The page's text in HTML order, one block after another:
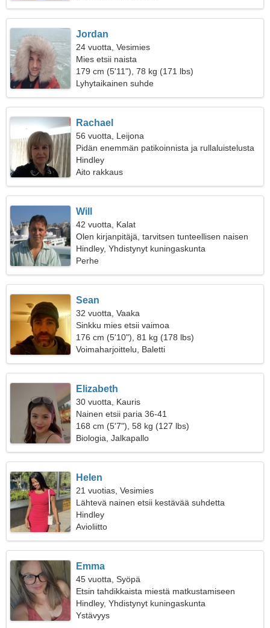
Jordan
24 vuotta, Vesimies
Mies etsii naista
179 cm (5'11"), 78 kg (171 lbs)
Lyhytaikainen suhde
Rachael
56 vuotta, Leijona
Pidän enemmän patikoinnista ja rullaluistelusta
Hindley
Aito rakkaus
Will
42 vuotta, Kalat
Olen kirjanpitäjä, tarvitsen tunteellisen naisen
Hindley, Yhdistynyt kuningaskunta
Perhe
Sean
32 vuotta, Vaaka
Sinkku mies etsii vaimoa
176 cm (5'10"), 81 kg (178 lbs)
Voimaharjoittelu, Baletti
Elizabeth
30 vuotta, Kauris
Nainen etsii paria 36-41
168 cm (5'7"), 58 kg (127 lbs)
Biologia, Jalkapallo
Helen
21 vuotias, Vesimies
Lähtevä nainen etsii kestävää suhdetta
Hindley
Avioliitto
Emma
45 vuotta, Syöpä
Etsin tahdikkaista miestä matkustamiseen
Hindley, Yhdistynyt kuningaskunta
Ystävyys